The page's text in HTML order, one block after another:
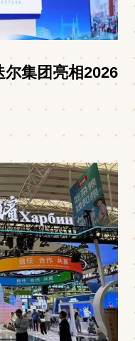
集团亮相2026